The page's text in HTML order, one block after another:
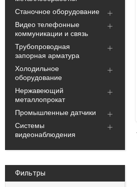
Станочное оборудование
Видео телефонные
коммуникации и связь
Трубопроводная
запорная арматура
Холодильное
оборудование
Нержавеющий
металлопрокат
Промышленные датчики
Системы
видеонаблюдения
Фильтры